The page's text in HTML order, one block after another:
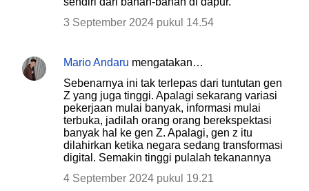
3 September 2024 pukul 14.54
Mario Andaru mengatakan…
Sebenarnya ini tak terlepas dari tuntutan gen
Z yang juga tinggi. Apalagi sekarang variasi
pekerjaan mulai banyak, informasi mulai
terbuka, jadilah orang orang berekspektasi
banyak hal ke gen Z. Apalagi, gen z itu
dilahirkan ketika negara sedang transformasi
digital. Semakin tinggi pulalah tekanannya
4 September 2024 pukul 19.21